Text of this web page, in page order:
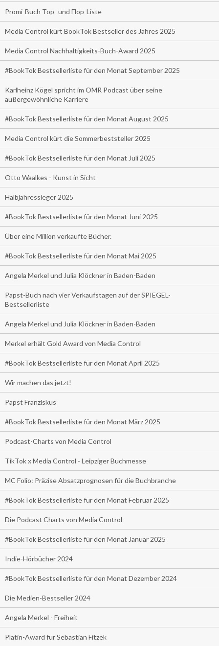
Promi-Buch Top- und Flop-Liste
Media Control kürt BookTok Bestseller des Jahres 2025
Media Control Nachhaltigkeits-Buch-Award 2025
#BookTok Bestsellerliste für den Monat September 2025
Karlheinz Kögel spricht im OMR Podcast über seine
außergewöhnliche Karriere
#BookTok Bestsellerliste für den Monat August 2025
Media Control kürt die Sommerbeststeller 2025
#BookTok Bestsellerliste für den Monat Juli 2025
Otto Waalkes - Kunst in Sicht
Halbjahressieger 2025
#BookTok Bestsellerliste für den Monat Juni 2025
Über eine Million verkaufte Bücher.
#BookTok Bestsellerliste für den Monat Mai 2025
Angela Merkel und Julia Klöckner in Baden-Baden
Papst-Buch nach vier Verkaufstagen auf der SPIEGEL-
Bestsellerliste
Angela Merkel und Julia Klöckner in Baden-Baden
Merkel erhält Gold Award von Media Control
#BookTok Bestsellerliste für den Monat April 2025
Wir machen das jetzt!
Papst Franziskus
#BookTok Bestsellerliste für den Monat März 2025
Podcast-Charts von Media Control
TikTok x Media Control - Leipziger Buchmesse
MC Folio: Präzise Absatzprognosen für die Buchbranche
#BookTok Bestsellerliste für den Monat Februar 2025
Die Podcast Charts von Media Control
#BookTok Bestsellerliste für den Monat Januar 2025
Indie-Hörbücher 2024
#BookTok Bestsellerliste für den Monat Dezember 2024
Die Medien-Bestseller 2024
Angela Merkel - Freiheit
Platin-Award für Sebastian Fitzek